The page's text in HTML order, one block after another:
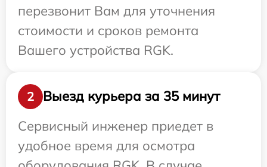
перезвонит Вам для уточнения
стоимости и сроков ремонта
Вашего устройства RGK.
2
Выезд курьера за 35 минут
Сервисный инженер приедет в
удобное время для осмотра